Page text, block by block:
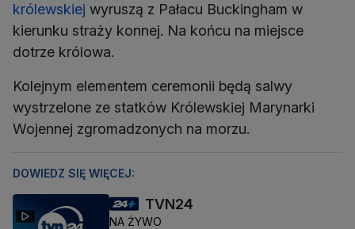
królewskiej wyruszą z Pałacu Buckingham w
kierunku straży konnej. Na końcu na miejsce
dotrze królowa.
Kolejnym elementem ceremonii będą salwy
wystrzelone ze statków Królewskiej Marynarki
Wojennej zgromadzonych na morzu.
DOWIEDZ SIĘ WIĘCEJ:
TVN24
NA ŻYWO